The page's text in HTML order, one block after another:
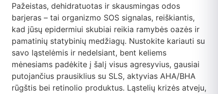
Pažeistas, dehidratuotas ir skausmingas odos
barjeras – tai organizmo SOS signalas, reiškiantis,
kad jūsų epidermiui skubiai reikia ramybės oazės ir
pamatinių statybinių medžiagų. Nustokite kariauti su
savo ląstelėmis ir nedelsiant, bent keliems
mėnesiams padėkite į šalį visus agresyvius, gausiai
putojančius prausiklius su SLS, aktyvias AHA/BHA
rūgštis bei retinolio produktus. Ląstelių krizės atveju,